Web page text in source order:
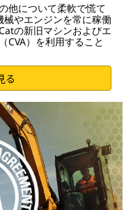
他について柔軟で慌て
やエンジンを常に稼働
の新旧マシンおよびエ
CVA）を利用すること
る